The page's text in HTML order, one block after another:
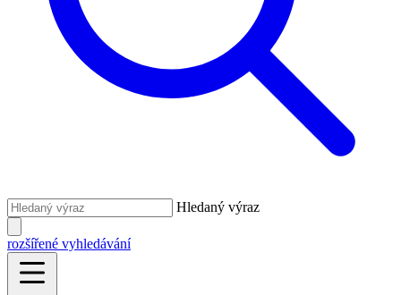
Hledaný výraz
rozšířené vyhledávání